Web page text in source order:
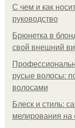
С чем и как
руководство
Брюнетка в
свой внешний
русые волосы:
волосами
Блеск и стиль:
мелирования на